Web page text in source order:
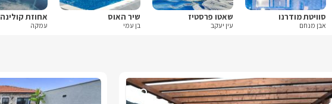
סוויטת מודרנו
אבן מנחם
שאטו פרסטיז
עין יעקב
שיר האוס
בן עמי
אחוזת קולינה
עמקה